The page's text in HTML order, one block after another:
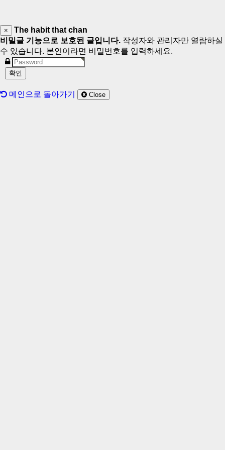
×
The habit that chan
비밀글 기능으로 보호된 글입니다. 작성자와 관리자만 열람하실
수 있습니다. 본인이라면 비밀번호를 입력하세요.
메인으로 돌아가기 Close